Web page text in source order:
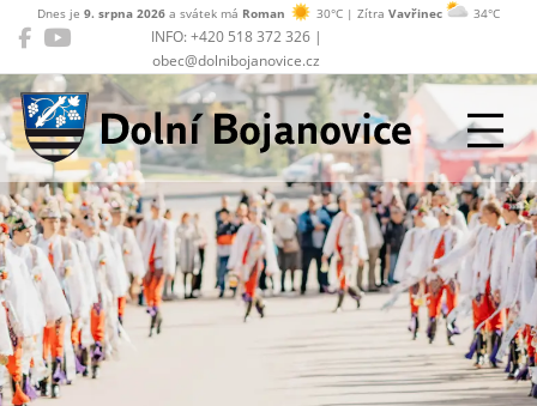
INFO: +420 518 372 326 |
obec@dolnibojanovice.cz
Dnes je 9. srpna 2026 a svátek má Roman 30°C | Zítra Vavřinec 34°C
Dolní Bojanovice